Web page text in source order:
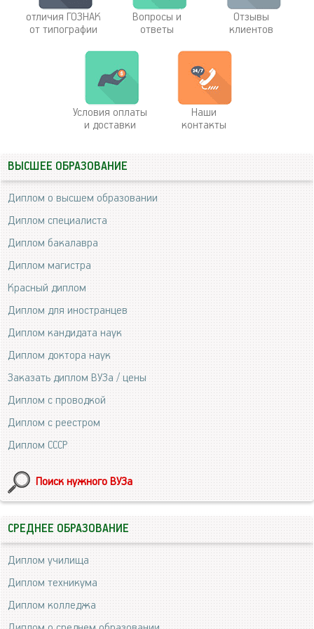
отличия ГОЗНАК
от типографии
Вопросы и
ответы
Отзывы
клиентов
Условия оплаты
и доставки
Наши
контакты
ВЫСШЕЕ ОБРАЗОВАНИЕ
Диплом о высшем образовании
Диплом специалиста
Диплом бакалавра
Диплом магистра
Красный диплом
Диплом для иностранцев
Диплом кандидата наук
Диплом доктора наук
Заказать диплом ВУЗа / цены
Диплом с проводкой
Диплом с реестром
Диплом СССР
Поиск нужного ВУЗа
СРЕДНЕЕ ОБРАЗОВАНИЕ
Диплом училища
Диплом техникума
Диплом колледжа